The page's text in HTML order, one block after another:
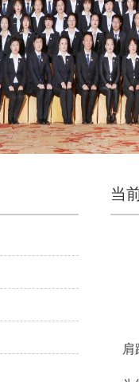
当
肩